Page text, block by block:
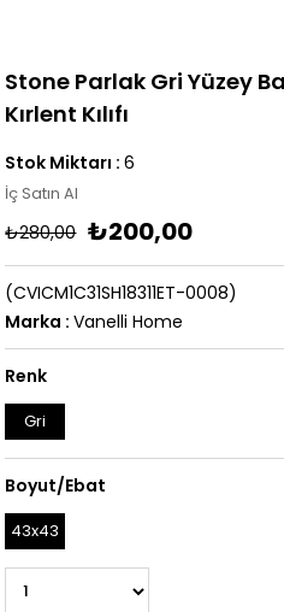
Stone Parlak Gri Yüzey
Kırlent Kılıfı
Stok Miktarı : 6
İç Satın Al
₺280,00 ₺200,00
(CVICM1C31SH18311ET-0008)
Marka : Vanelli Home
Renk
Gri
Boyut/Ebat
43x43